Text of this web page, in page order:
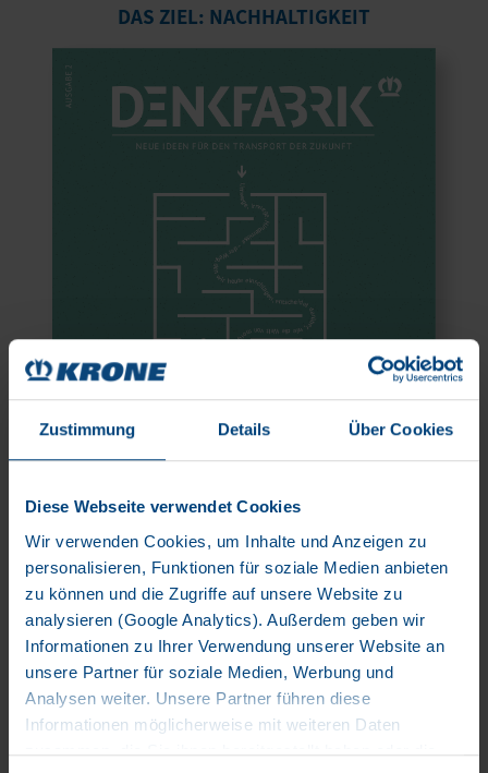
Zustimmung Details Über Cookies
Diese Webseite verwendet Cookies
Wir verwenden Cookies, um Inhalte und Anzeigen zu
personalisieren, Funktionen für soziale Medien anbieten
zu können und die Zugriffe auf unsere Website zu
analysieren (Google Analytics). Außerdem geben wir
Informationen zu Ihrer Verwendung unserer Website an
unsere Partner für soziale Medien, Werbung und
Analysen weiter. Unsere Partner führen diese
Informationen möglicherweise mit weiteren Daten
zusammen, die Sie ihnen bereitgestellt haben oder die
DAS ZIEL: NACHHALTIGKEIT
Lesen
DENKFABRIK #1
RE-START